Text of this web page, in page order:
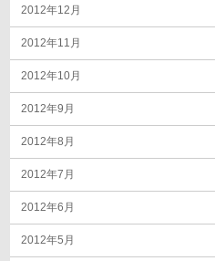
2012年12月
2012年11月
2012年10月
2012年9月
2012年8月
2012年7月
2012年6月
2012年5月